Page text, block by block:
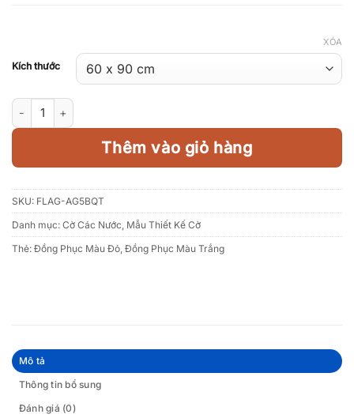
Kích thước
XÓA
Lá cờ Bahrain số lượng
Thêm vào giỏ hàng
SKU: FLAG-AG5BQT
Danh mục: Cờ Các Nước Mẫu Thiết Kế Cờ
Thẻ: Đồng Phục Màu Đỏ Đồng Phục Màu Trắng
Mô tả
Thông tin bổ sung
Đánh giá (0)